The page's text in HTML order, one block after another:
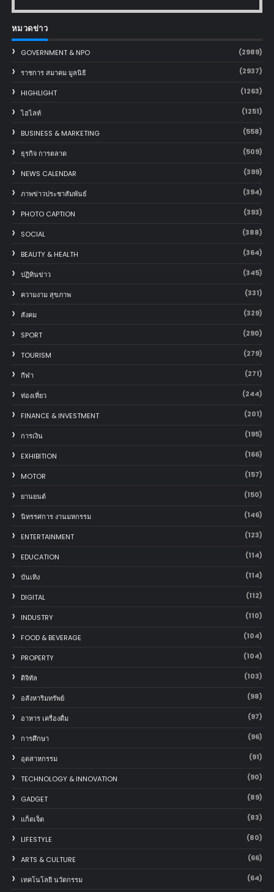
หมวดข่าว
GOVERNMENT & NPO (2989)
ราชการ สมาคม มูลนิธิ (2937)
HIGHLIGHT (1263)
ไฮไลท์ (1251)
BUSINESS & MARKETING (558)
ธุรกิจ การตลาด (509)
NEWS CALENDAR (399)
ภาพข่าวประชาสัมพันธ์ (394)
PHOTO CAPTION (393)
SOCIAL (388)
BEAUTY & HEALTH (364)
ปฏิทินข่าว (345)
ความงาม สุขภาพ (331)
สังคม (329)
SPORT (290)
TOURISM (279)
กีฬา (271)
ท่องเที่ยว (244)
FINANCE & INVESTMENT (201)
การเงิน (195)
EXHIBITION (166)
MOTOR (157)
‎ยานยนต์‎ (150)
นิทรรศการ งานมหกรรม (146)
ENTERTAINMENT (123)
EDUCATION (114)
บันเทิง (114)
DIGITAL (112)
INDUSTRY (110)
FOOD & BEVERAGE (104)
PROPERTY (104)
ดิจิทัล (103)
อสังหาริมทรัพย์ (98)
อาหาร เครื่องดื่ม (97)
การศึกษา (96)
อุตสาหกรรม (91)
TECHNOLOGY & INNOVATION (90)
GADGET (89)
แก็ตเจ็ต (83)
LIFESTYLE (80)
ARTS & CULTURE (66)
เทคโนโลยี นวัตกรรม (64)